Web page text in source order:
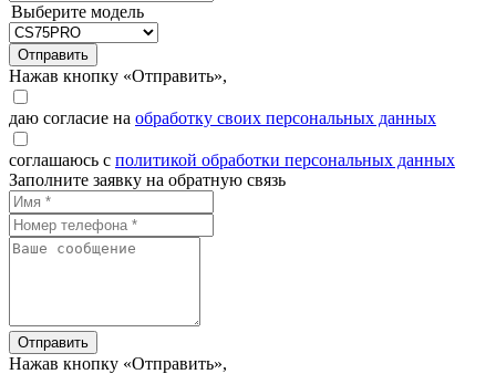
Выберите модель
Отправить
Нажав кнопку «Отправить»,
даю согласие на обработку своих персональных данных
соглашаюсь с политикой обработки персональных данных
Заполните заявку на обратную связь
Отправить
Нажав кнопку «Отправить»,